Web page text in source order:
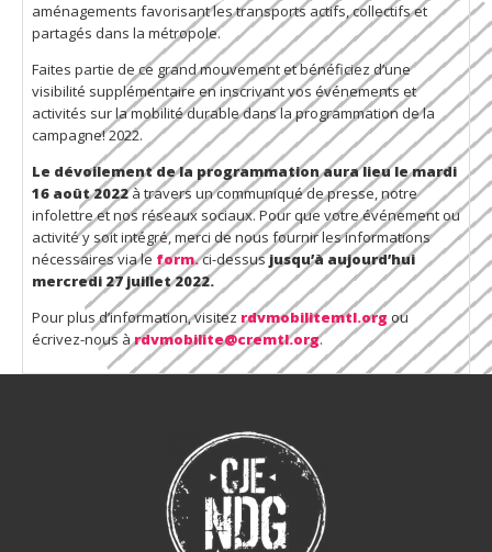
aménagements favorisant les transports actifs, collectifs et
partagés dans la métropole.
Faites partie de ce grand mouvement et bénéficiez d’une
visibilité supplémentaire en inscrivant vos événements et
activités sur la mobilité durable dans la programmation de la
campagne! 2022.
Le dévoilement de la programmation aura lieu le mardi
16 août 2022à travers un communiqué de presse, notre
infolettre et nos réseaux sociaux. Pour que votre événement ou
activité y soit intégré, merci de nous fournir les informations
nécessaires via le form.ci-dessusjusqu’à aujourd’hui
mercredi 27 juillet 2022.
Pour plus d’information, visitez rdvmobilitemtl.org ou
écrivez-nous àrdvmobilite@cremtl.org.